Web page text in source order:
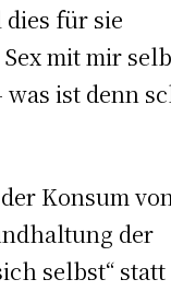
für sie
mit mir
was ist denn
Konsum
der
selbst“ statt